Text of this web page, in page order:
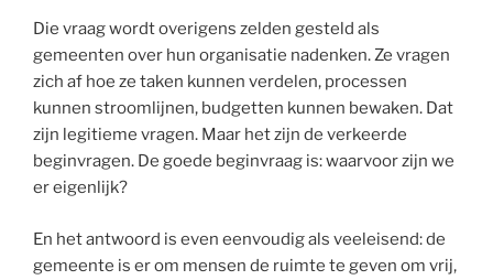
Die vraag wordt overigens zelden gesteld als
gemeenten over hun organisatie nadenken. Ze vragen
zich af hoe ze taken kunnen verdelen, processen
kunnen stroomlijnen, budgetten kunnen bewaken. Dat
zijn legitieme vragen. Maar het zijn de verkeerde
beginvragen. De goede beginvraag is: waarvoor zijn we
er eigenlijk?
En het antwoord is even eenvoudig als veeleisend: de
gemeente is er om mensen de ruimte te geven om vrij,